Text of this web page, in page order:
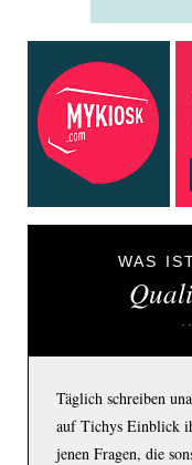
WAS
Täglich schreiben
auf Tichys Einblick
jenen Fragen, die